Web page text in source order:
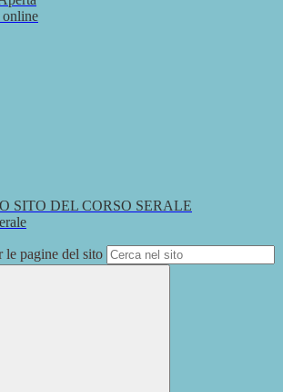
online
SITO DEL CORSO SERALE
le pagine del sito